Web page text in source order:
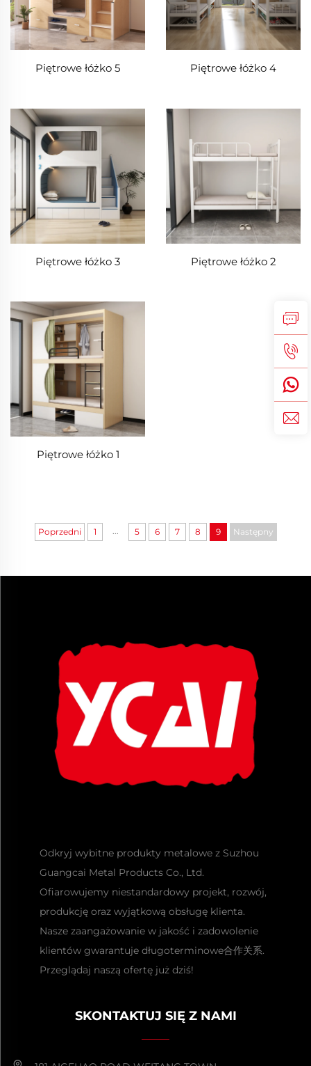
Piętrowe łóżko 5 Piętrowe łóżko 4
Piętrowe łóżko 3 Piętrowe łóżko 2
Piętrowe łóżko 1
Poprzedni 1 5 6 7 8 9 Następny
Odkryj wybitne produkty metalowe z Suzhou
Guangcai Metal Products Co., Ltd.
Ofiarowujemy niestandardowy projekt, rozwój,
produkcję oraz wyjątkową obsługę klienta.
Nasze zaangażowanie w jakość i zadowolenie
klientów gwarantuje długoterminowe合作关系.
Przeglądaj naszą ofertę już dziś!
SKONTAKTUJ SIĘ Z NAMI